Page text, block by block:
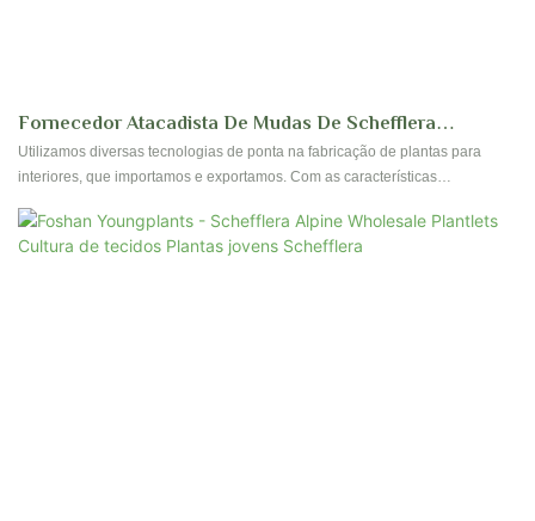
Fornecedor Atacadista De Mudas De Schefflera
Octophylla Amate Para Cultura De Tecidos | Foshan
Youngplants
Utilizamos diversas tecnologias de ponta na fabricação de plantas para
interiores, que importamos e exportamos. Com as características
ornamentais e de jardinagem.